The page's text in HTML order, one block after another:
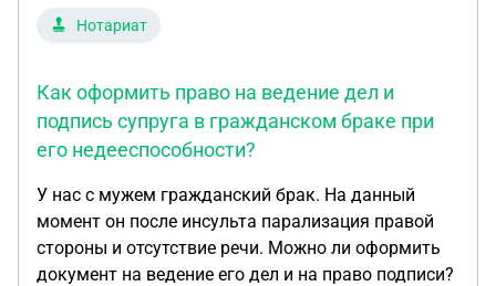
Нотариат
Как оформить право на ведение дел и
подпись супруга в гражданском браке при
его недееспособности?
У нас с мужем гражданский брак. На данный
момент он после инсульта парализация правой
стороны и отсутствие речи. Можно ли оформить
документ на ведение его дел и на право подписи?